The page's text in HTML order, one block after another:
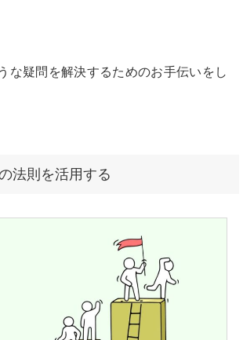
な疑問を解決するためのお手伝いをし
法則を活用する